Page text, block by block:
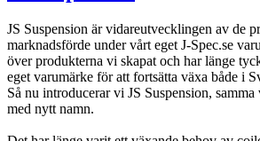
JS Suspension är vidareutvecklingen av de
marknadsförde under vårt eget J-Spec.se
över produkterna vi skapat och har länge
eget varumärke för att fortsätta växa både i
Så nu introducerar vi JS Suspension,
med nytt namn.